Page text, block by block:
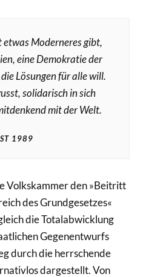
etwas Moderneres gibt,
eine Demokratie der
Lösungen für alle will.
solidarisch in sich
mit der Welt.
1989
Volkskammer den »Beitritt
des Grundgesetzes«
die Totalabwicklung
Gegenentwurfs
durch die herrschende
dargestellt. Von